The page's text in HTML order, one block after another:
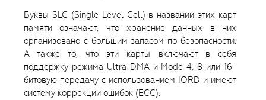
Буквы SLC (Single Level Cell) в названии этих карт
памяти означают, что хранение данных в них
организовано с большим запасом по безопасности.
А также то, что эти карты включают в себя
поддержку режима Ultra DMA и Mode 4, 8 или 16-
битовую передачу с использованием IORD и имеют
систему коррекции ошибок (ECC).